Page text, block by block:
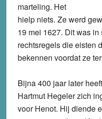
marteling. Het
hielp niets. Ze werd
19 mei 1627. Dit was
rechtsregels die eisten
bekennen voordat ze
Bijna 400 jaar later
Hartmut Hegeler zich
voor Henot. Hij diende